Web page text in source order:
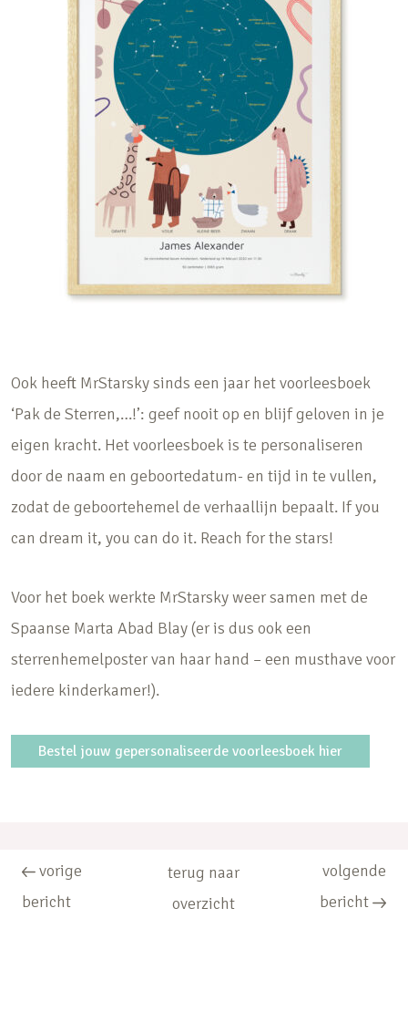
Ook heeft MrStarsky sinds een jaar het voorleesboek
‘Pak de Sterren,…!’: geef nooit op en blijf geloven in je
eigen kracht. Het voorleesboek is te personaliseren
door de naam en geboortedatum- en tijd in te vullen,
zodat de geboortehemel de verhaallijn bepaalt. If you
can dream it, you can do it. Reach for the stars!
Voor het boek werkte MrStarsky weer samen met de
Spaanse Marta Abad Blay (er is dus ook een
sterrenhemelposter van haar hand – een musthave voor
iedere kinderkamer!).
Bestel jouw gepersonaliseerde voorleesboek hier
vorige
bericht
terug naar
overzicht
volgende
bericht